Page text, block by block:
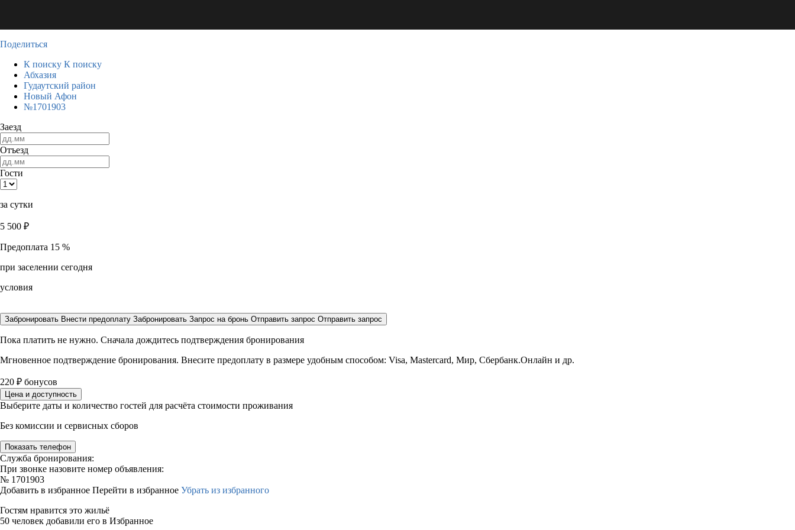
Поделиться
К поиску К поиску
Абхазия
Гудаутский район
Новый Афон
№1701903
Заезд
Отъезд
Гости
за сутки
5 500 ₽
Предоплата 15 %
при заселении сегодня
условия
Забронировать Внести предоплату Забронировать Запрос на бронь Отправить запрос Отправить запрос
Пока платить не нужно. Сначала дождитесь подтверждения бронирования
Мгновенное подтверждение бронирования. Внесите предоплату в размере удобным способом: Visa, Mastercard, Мир, Сбербанк.Онлайн и др.
220 ₽ бонусов
Цена и доступность
Выберите даты и количество гостей для расчёта стоимости проживания
Без комиссии и сервисных сборов
Показать телефон
Служба бронирования:
При звонке назовите номер объявления:
№ 1701903
Добавить в избранное Перейти в избранное Убрать из избранного
Гостям нравится это жильё
50 человек добавили его в Избранное